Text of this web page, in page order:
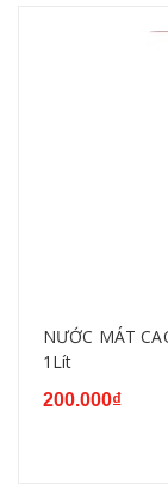
NƯỚC MÁT
1Lít
200.000₫